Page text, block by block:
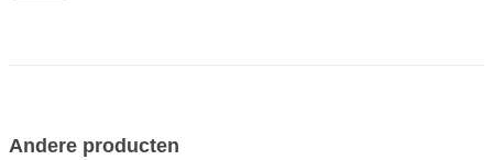
Andere producten